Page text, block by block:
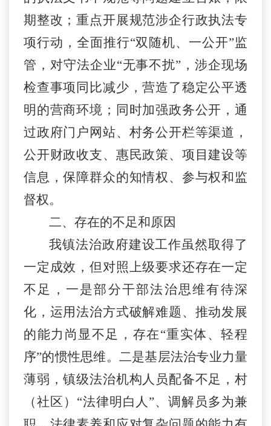
期整改 ； 重点开展规范涉企行政执法专
项行动，全面推行“双随机、一公开”监
管，对守法企业“无事不扰” ，涉企现场
检查事项同比减少，营造了稳定公平透
明的营商环境 ； 同时加强政务公开，通
过政府门户网站、村务公开栏等渠道，
公开财政收支、惠民政策、项目建设等
信息，保障群众的知情权、参与权和监
督权。
二、存在的不足和原因
我镇法治政府建设工作虽然取得了
一定成效，但对照上级要求还存在一定
不足
， 一是部分干部法治思维有待深
化，运用法治方式破解难题、推动发展
的能力尚显不足，存在“重实体、轻程
序”的惯性思维。二是基层法治专业力量
薄弱，镇级法治机构人员配备不足，村
（社区） “法律明白人 ”、调解员多为兼